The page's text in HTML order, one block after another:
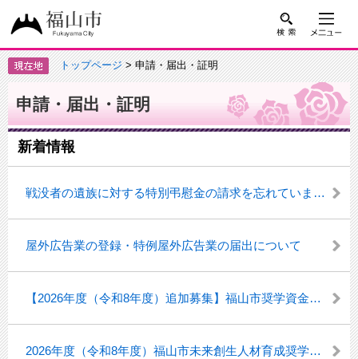
トップページ> 申請・届出・証明
申請・届出・証明
新着情報
戦没者の遺族に対する特別弔慰金の請求を忘れていませんか（第十二回特別弔慰金）
屋外広告業の登録・特例屋外広告業の届出について
【2026年度（令和8年度）追加募集】福山市奨学資金、誠之奨学金奨学生の募集について
2026年度（令和8年度）福山市未来創生人材育成奨学ローン返済補助